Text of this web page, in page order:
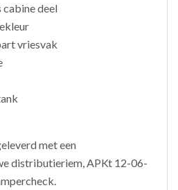
cabine deel
vriesvak
met een
distributieriem, APKt 12-06-